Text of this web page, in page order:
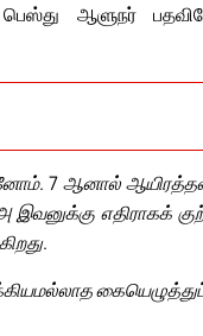
ஆளுநர்
7 ஆனால்
எதிராகக்
கையெழுத்துப்